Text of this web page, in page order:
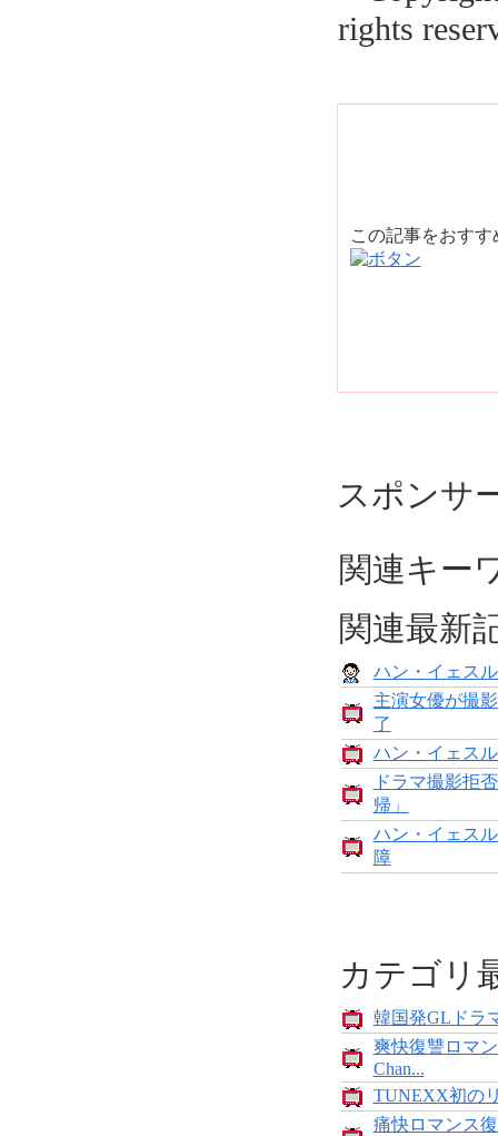
rights
この記事をおす
スポンサ
関連キー
関連最新
ハン・イェス
主演女優が撮
了
ハン・イェス
ドラマ撮影拒
帰」
ハン・イェス
障
カテゴリ
韓国発GLドラ
爽快復讐ロマ
Chan...
TUNEXX初の
痛快ロマンス